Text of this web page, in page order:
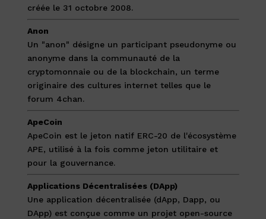
créée le 31 octobre 2008.
Anon
Un "anon" désigne un participant pseudonyme ou
anonyme dans la communauté de la
cryptomonnaie ou de la blockchain, un terme
originaire des cultures internet telles que le
forum 4chan.
ApeCoin
ApeCoin est le jeton natif ERC-20 de l'écosystème
APE, utilisé à la fois comme jeton utilitaire et
pour la gouvernance.
Applications Décentralisées (DApp)
Une application décentralisée (dApp, Dapp, ou
DApp) est conçue comme un projet open-source